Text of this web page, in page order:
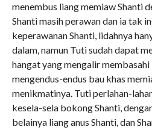
menembus liang memiaw Shanti
Shanti masih perawan dan ia tak
keperawanan Shanti, lidahnya
dalam, namun Tuti sudah dapat
hangat yang mengalir
mengendus-endus bau khas
menikmatinya. Tuti perlahan-
kesela-sela bokong Shanti,
belainya liang anus Shanti, dan